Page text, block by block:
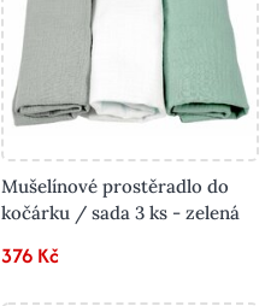
Mušelínové prostěradlo do
kočárku / sada 3 ks - zelená
376 Kč